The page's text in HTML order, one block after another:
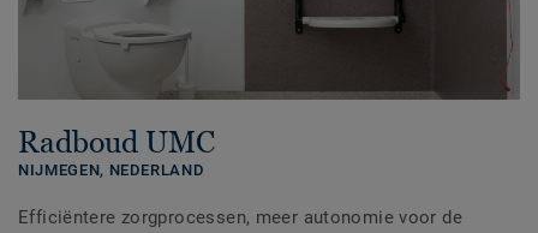
Radboud UMC
NIJMEGEN, NEDERLAND
Efficiëntere zorgprocessen, meer autonomie voor de